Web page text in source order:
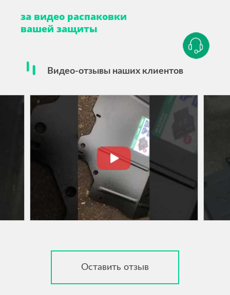
за видео распаковки
вашей защиты
Видео-отзывы наших клиентов
Оставить отзыв